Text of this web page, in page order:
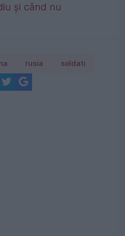
și când nu
rusia soldati